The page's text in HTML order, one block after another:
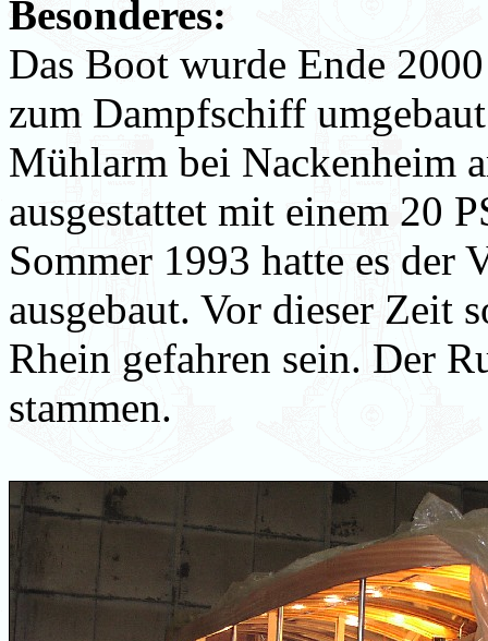
Besonderes:
Das Boot wurde Ende
zum Dampfschiff
Mühlarm bei Nackenheim
ausgestattet mit einem 20
Sommer 1993 hatte es der
ausgebaut. Vor dieser Zeit
Rhein gefahren sein. Der
stammen.